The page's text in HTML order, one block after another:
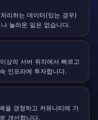
리하는 데이터(있는 경우)
놀라운 일은 없습니다.
상의 서버 위치에서 빠르고
인프라에 투자합니다.
을 경청하고 커뮤니티에 가
개선합니다.